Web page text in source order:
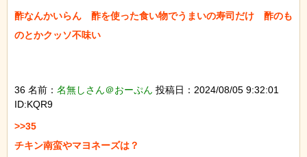
酢なんかいらん　酢を使った食い物でうまいの寿司だけ　酢のも
のとかクッソ不味い
36 名前： 名無しさん＠おーぷん 投稿日：2024/08/05 9:32:01
ID:KQR9
>>35
チキン南蛮やマヨネーズは？